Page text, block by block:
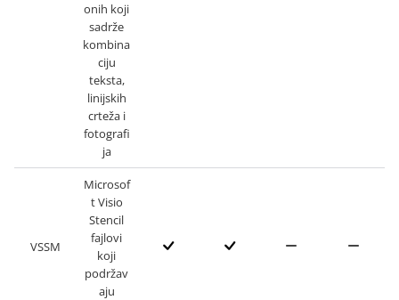
onih koji
sadrže
kombina
ciju
teksta,
linijskih
crteža i
fotografi
ja
VSSM
Microsof
t Visio
Stencil
fajlovi
koji
podržav
aju